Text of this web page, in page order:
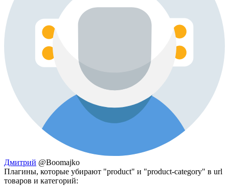
Дмитрий @Boomajko
Плагины, которые убирают "product" и "product-category" в url
товаров и категорий: